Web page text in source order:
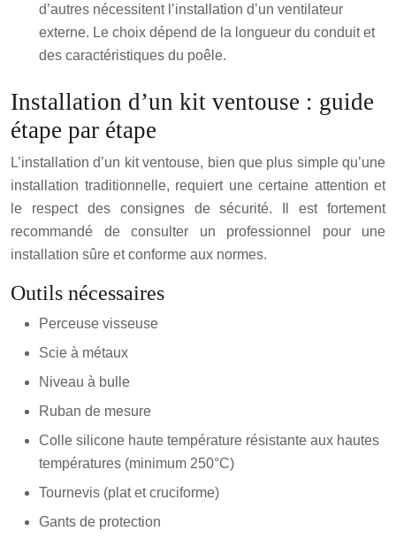
d’autres nécessitent l’installation d’un ventilateur
externe. Le choix dépend de la longueur du conduit et
des caractéristiques du poêle.
Installation d’un kit ventouse : guide
étape par étape
L’installation d’un kit ventouse, bien que plus simple qu’une
installation traditionnelle, requiert une certaine attention et
le respect des consignes de sécurité. Il est fortement
recommandé de consulter un professionnel pour une
installation sûre et conforme aux normes.
Outils nécessaires
Perceuse visseuse
Scie à métaux
Niveau à bulle
Ruban de mesure
Colle silicone haute température résistante aux hautes
températures (minimum 250°C)
Tournevis (plat et cruciforme)
Gants de protection